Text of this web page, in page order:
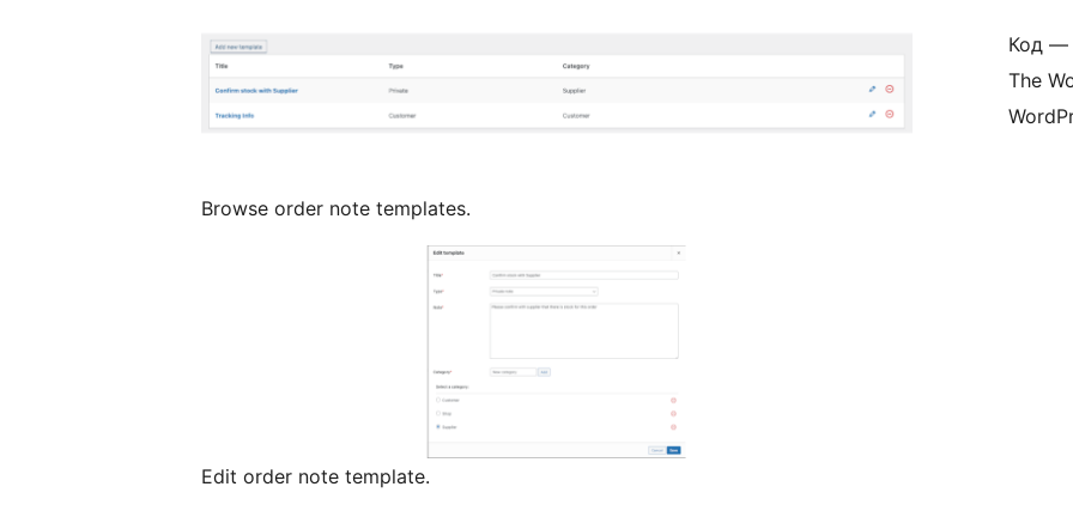
Browse order note templates.
Edit order note template.
Код —
The